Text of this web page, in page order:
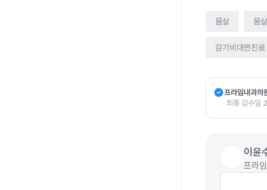
몸살 몸
감기비대면진료
verified프라임내과의
최종 검수일
이윤
프라